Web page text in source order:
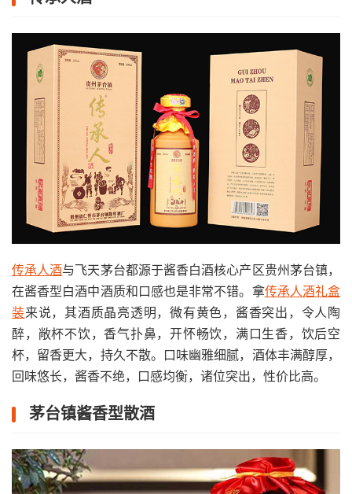
传承人酒与飞天茅台都源于酱香白酒核心产区贵州茅台镇，
在酱香型白酒中酒质和口感也是非常不错。拿传承人酒礼盒
装来说，其酒质晶亮透明，微有黄色，酱香突出，令人陶
醉，敞杯不饮，香气扑鼻，开怀畅饮，满口生香，饮后空
杯，留香更大，持久不散。口味幽雅细腻，酒体丰满醇厚，
回味悠长，酱香不绝，口感均衡，诸位突出，性价比高。
茅台镇酱香型散酒